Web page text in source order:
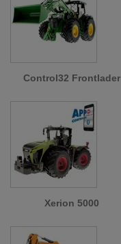
Control32 Frontlader
Xerion 5000